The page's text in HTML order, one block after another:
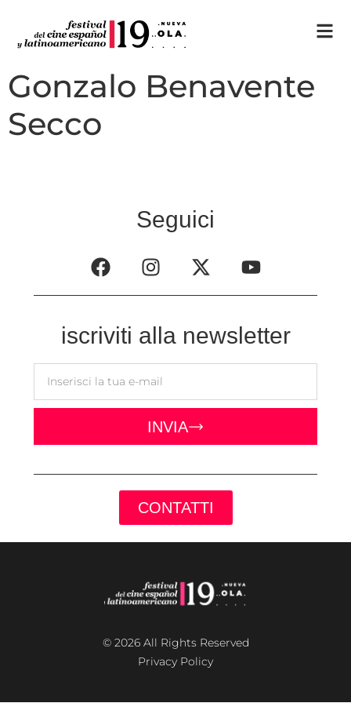
Gonzalo Benavente
Secco
Seguici
iscriviti alla newsletter
INVIA
CONTATTI
© 2026 All Rights Reserved
Privacy Policy